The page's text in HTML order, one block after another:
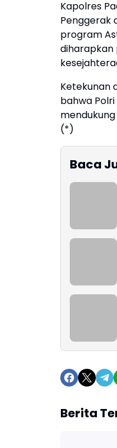
Kapolres
Penggerak
program
diharapkan
Ketekunan
bahwa
(*)
Baca
Berita